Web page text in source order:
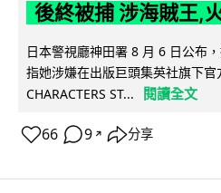
後終被捕 涉海賊王,
日本警視廳神田署 8 月 6 日公布
指她涉嫌在出版巨頭集英社旗下官
CHARACTERS ST...
閱讀全文
66 9 ↗ 分享